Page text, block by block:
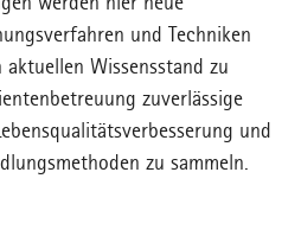
und Techniken
Wissensstand zu
zuverlässige
und
zu sammeln.